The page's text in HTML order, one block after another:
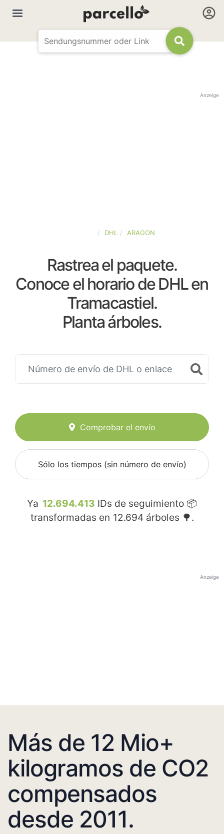
Anzeige
DHL ARAGON
Rastrea el paquete.
Conoce el horario de DHL en
Tramacastiel.
Planta árboles.
Comprobar el envío
Sólo los tiempos (sin número de envío)
Ya 12.694.413 IDs de seguimiento 📦
transformadas en 12.694 árboles 🌳.
Anzeige
Más de 12 Mio+
kilogramos de CO2
compensados
desde 2011.